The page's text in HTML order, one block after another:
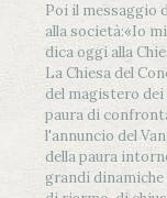
Poi il messaggio
alla società:«Io
dica oggi alla
La Chiesa del
del magistero dei
paura di
l'annuncio del
della paura
grandi dinamiche